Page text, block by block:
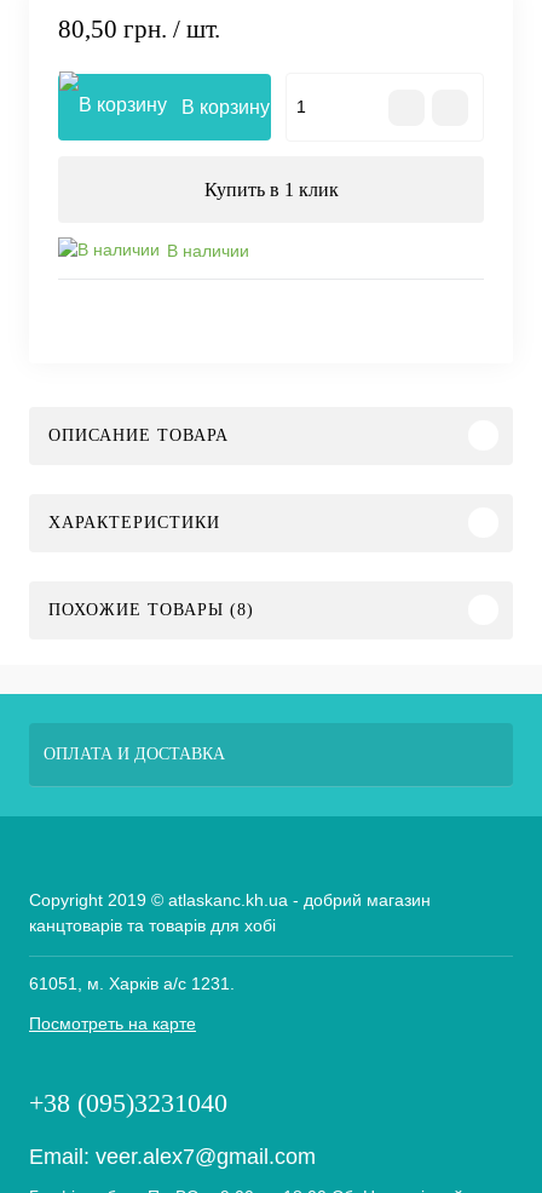
80,50 грн. / шт.
В корзину
Купить в 1 клик
В наличии
ОПИСАНИЕ ТОВАРА
ХАРАКТЕРИСТИКИ
ПОХОЖИЕ ТОВАРЫ (8)
ОПЛАТА И ДОСТАВКА
Copyright 2019 © atlaskanc.kh.ua - добрий магазин
канцтоварів та товарів для хобі
61051, м. Харків а/с 1231.
Посмотреть на карте
+38 (095)3231040
Email: veer.alex7@gmail.com